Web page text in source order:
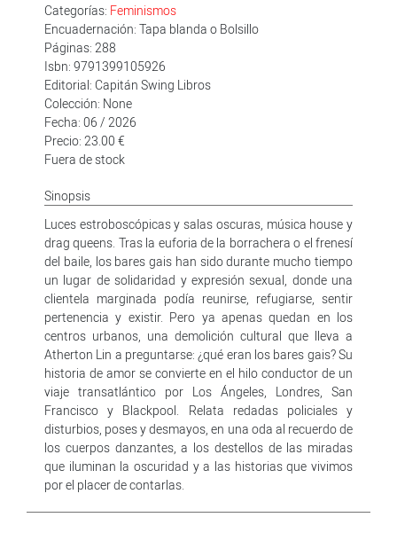
Categorías: Feminismos
Encuadernación: Tapa blanda o Bolsillo
Páginas: 288
Isbn: 9791399105926
Editorial: Capitán Swing Libros
Colección: None
Fecha: 06 / 2026
Precio: 23.00 €
Fuera de stock
Sinopsis
Luces estroboscópicas y salas oscuras, música house y
drag queens. Tras la euforia de la borrachera o el frenesí
del baile, los bares gais han sido durante mucho tiempo
un lugar de solidaridad y expresión sexual, donde una
clientela marginada podía reunirse, refugiarse, sentir
pertenencia y existir. Pero ya apenas quedan en los
centros urbanos, una demolición cultural que lleva a
Atherton Lin a preguntarse: ¿qué eran los bares gais? Su
historia de amor se convierte en el hilo conductor de un
viaje transatlántico por Los Ángeles, Londres, San
Francisco y Blackpool. Relata redadas policiales y
disturbios, poses y desmayos, en una oda al recuerdo de
los cuerpos danzantes, a los destellos de las miradas
que iluminan la oscuridad y a las historias que vivimos
por el placer de contarlas.